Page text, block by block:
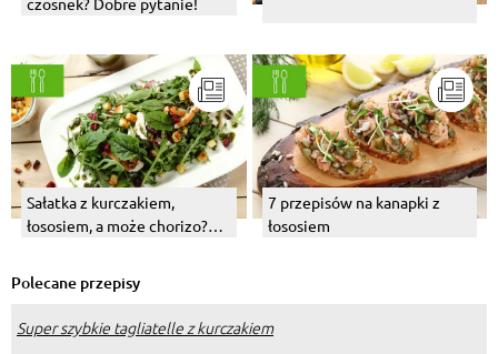
Sałatka z kurczakiem,
łososiem, a może chorizo?
7 przepisów na kanapki z
łososiem
Polecane przepisy
Super szybkie tagliatelle z kurczakiem